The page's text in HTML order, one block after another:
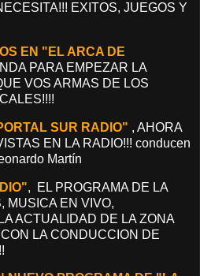
EXITOS, JUEGOS Y
EN "EL ARCA DE
PARA EMPEZAR LA
VOS ARMAS DE LOS
SUR RADIO" , AHORA
EN LA RADIO!!! conducen
Martín
, EL PROGRAMA DE LA
MUSICA EN VIVO,
ACTUALIDAD DE LA ZONA
LA CONDUCCION DE